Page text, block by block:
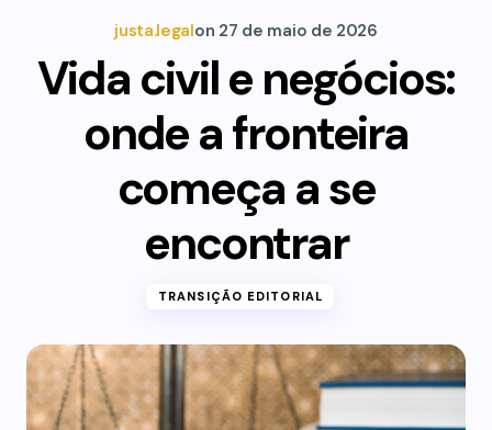
justa.legalon 27 de maio de 2026
Vida civil e negócios:
onde a fronteira
começa a se
encontrar
TRANSIÇÃO EDITORIAL